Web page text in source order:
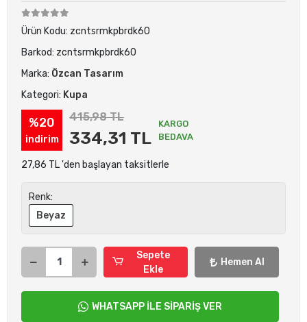
Ürün Kodu: zcntsrmkpbrdk60
Barkod: zcntsrmkpbrdk60
Marka: Özcan Tasarım
Kategori: Kupa
%20
indirim
415,98 TL
334,31 TL
KARGO
BEDAVA
27,86 TL 'den başlayan taksitlerle
Renk:
Beyaz
Sepete
Ekle
Hemen Al
WHATSAPP İLE SİPARİŞ VER